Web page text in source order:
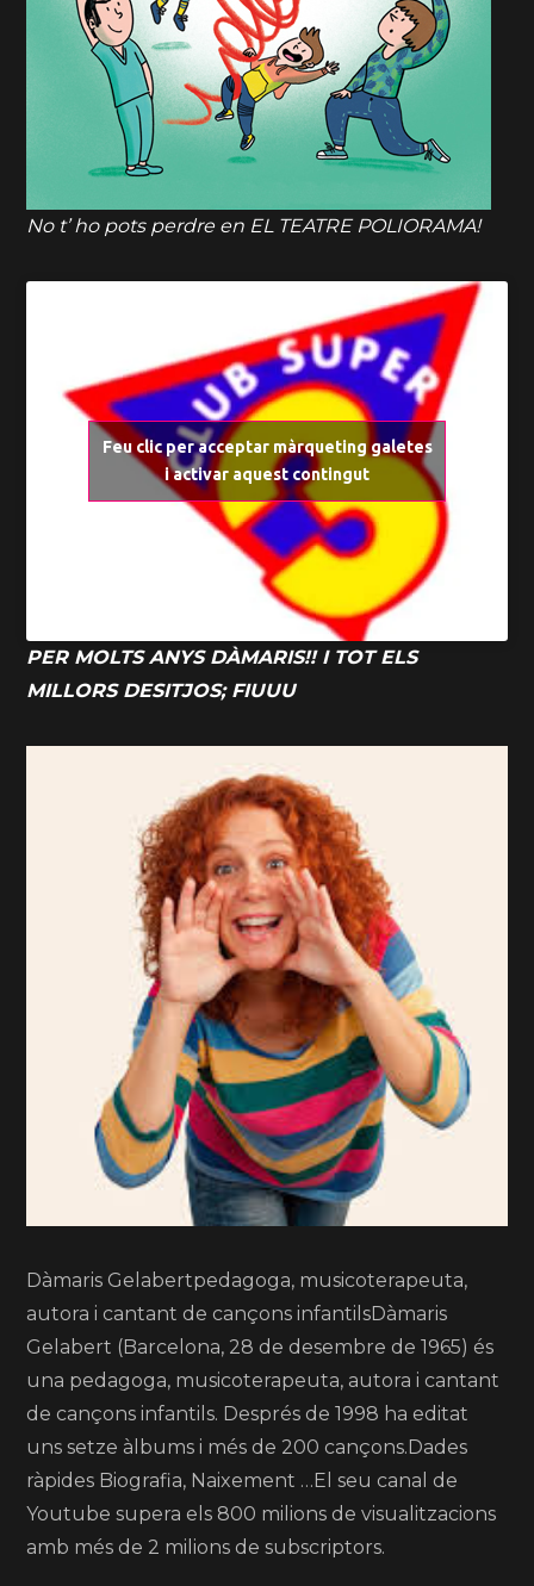
No t’ ho pots perdre en EL TEATRE POLIORAMA!
Feu clic per acceptar màrqueting galetes
i activar aquest contingut
PER MOLTS ANYS DÀMARIS!! I TOT ELS
MILLORS DESITJOS; FIUUU
Dàmaris Gelabertpedagoga, musicoterapeuta,
autora i cantant de cançons infantilsDàmaris
Gelabert (Barcelona, 28 de desembre de 1965) és
una pedagoga, musicoterapeuta, autora i cantant
de cançons infantils. Després de 1998 ha editat
uns setze àlbums i més de 200 cançons.Dades
ràpides Biografia, Naixement …El seu canal de
Youtube supera els 800 milions de visualitzacions
amb més de 2 milions de subscriptors.